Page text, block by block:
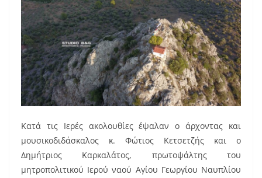
Κατά τις Ιερές ακολουθίες έψαλαν ο άρχοντας και
μουσικοδιδάσκαλος κ. Φώτιος Κετσετζής και ο
Δημήτριος Καρκαλάτος, πρωτοψάλτης του
μητροπολιτικού Ιερού ναού Αγίου Γεωργίου Ναυπλίου